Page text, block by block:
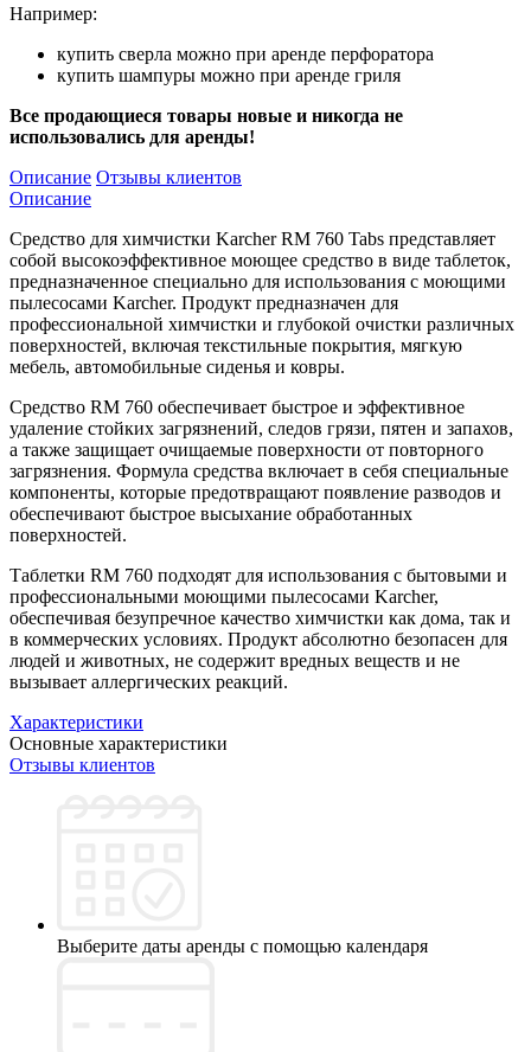
Например:
купить сверла можно при аренде перфоратора
купить шампуры можно при аренде гриля
Все продающиеся товары новые и никогда не
использовались для аренды!
Описание Отзывы клиентов
Описание
Средство для химчистки Karcher RM 760 Tabs представляет
собой высокоэффективное моющее средство в виде таблеток,
предназначенное специально для использования с моющими
пылесосами Karcher. Продукт предназначен для
профессиональной химчистки и глубокой очистки различных
поверхностей, включая текстильные покрытия, мягкую
мебель, автомобильные сиденья и ковры.
Средство RM 760 обеспечивает быстрое и эффективное
удаление стойких загрязнений, следов грязи, пятен и запахов,
а также защищает очищаемые поверхности от повторного
загрязнения. Формула средства включает в себя специальные
компоненты, которые предотвращают появление разводов и
обеспечивают быстрое высыхание обработанных
поверхностей.
Таблетки RM 760 подходят для использования с бытовыми и
профессиональными моющими пылесосами Karcher,
обеспечивая безупречное качество химчистки как дома, так и
в коммерческих условиях. Продукт абсолютно безопасен для
людей и животных, не содержит вредных веществ и не
вызывает аллергических реакций.
Характеристики
Основные характеристики
Отзывы клиентов
Выберите даты аренды с помощью календаря